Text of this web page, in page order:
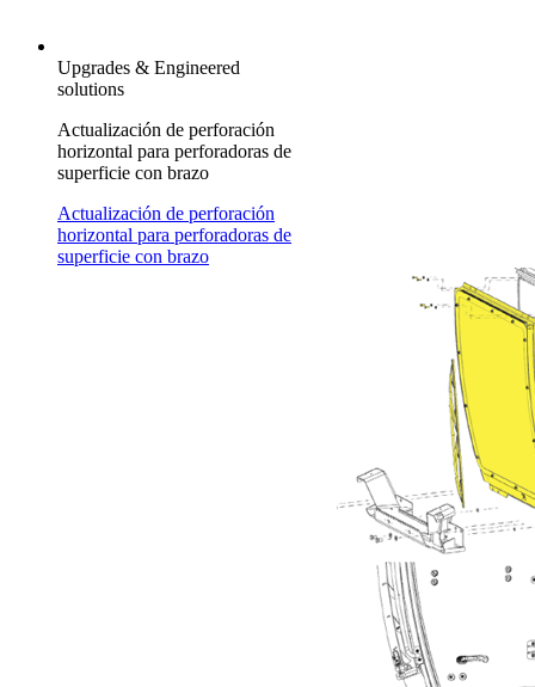
Upgrades & Engineered
solutions
Actualización de perforación
horizontal para perforadoras de
superficie con brazo
Actualización de perforación
horizontal para perforadoras de
superficie con brazo